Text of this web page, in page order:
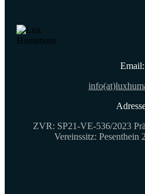
Email:
ZVR: SP21-VE-536/2023
Vereinssitz: Pesenthein